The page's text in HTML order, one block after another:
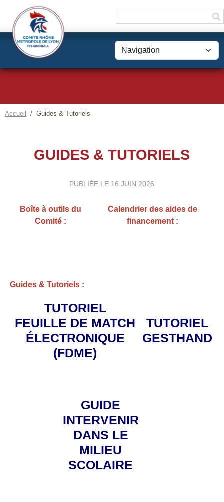
Accueil Guides & Tutoriels
GUIDES & TUTORIELS
PUBLIÉE LE 16 JUIN 2026
Boîte à outils du
Comité :
Calendrier des aides de
financement :
Guides & Tutoriels :
TUTORIEL
FEUILLE DE MATCH
ÉLECTRONIQUE
(FDME)
TUTORIEL
GESTHAND
GUIDE
INTERVENIR
DANS LE
MILIEU
SCOLAIRE
Panneau de gestion des cookies